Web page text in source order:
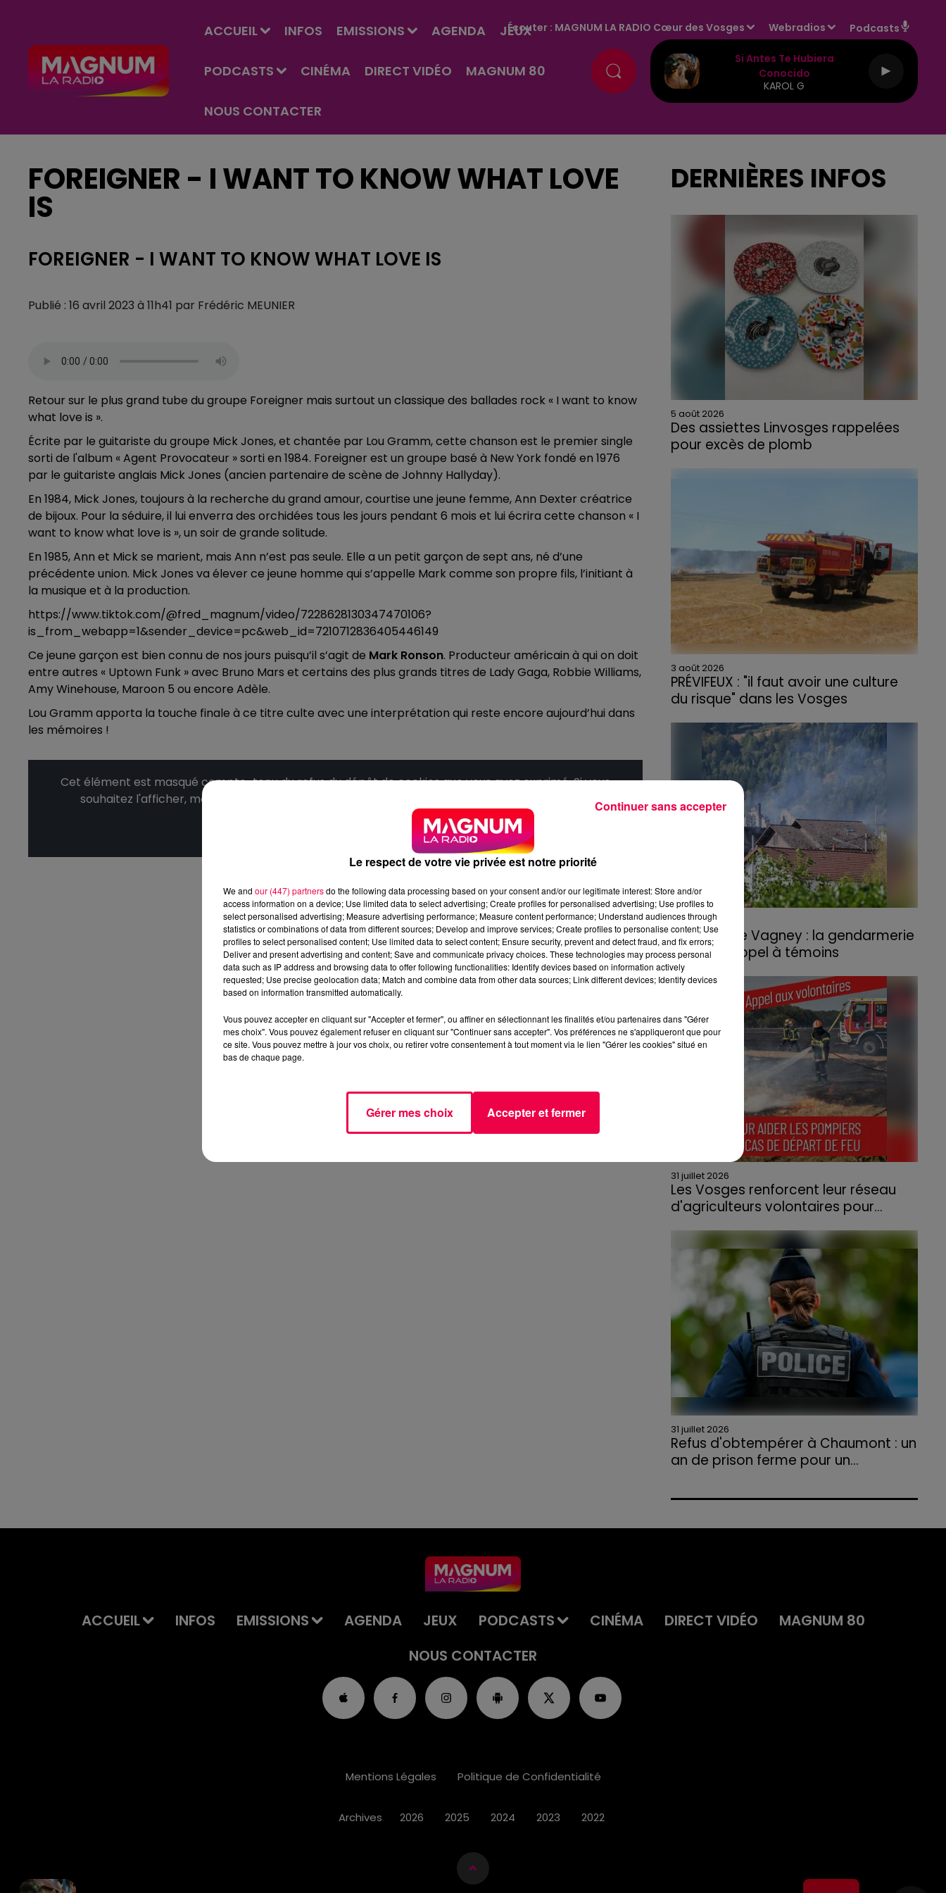
ACCUEIL INFOS EMISSIONS AGENDA JEUX
PODCASTS CINÉMA DIRECT VIDÉO MAGNUM 80
NOUS CONTACTER
Écouter : MAGNUM LA RADIO Cœur des Vosges Webradios Podcasts
Si Antes Te Hubiera
Conocido
KAROL G
FOREIGNER - I WANT TO KNOW WHAT LOVE
IS
FOREIGNER - I WANT TO KNOW WHAT LOVE IS
Publié : 16 avril 2023 à 11h41 par Frédéric MEUNIER
Retour sur le plus grand tube du groupe Foreigner mais surtout un classique des ballades rock « I want to know
what love is ».
Écrite par le guitariste du groupe Mick Jones, et chantée par Lou Gramm, cette chanson est le premier single
sorti de l'album « Agent Provocateur » sorti en 1984. Foreigner est un groupe basé à New York fondé en 1976
par le guitariste anglais Mick Jones (ancien partenaire de scène de Johnny Hallyday).
En 1984, Mick Jones, toujours à la recherche du grand amour, courtise une jeune femme, Ann Dexter créatrice
de bijoux. Pour la séduire, il lui enverra des orchidées tous les jours pendant 6 mois et lui écrira cette chanson « I
want to know what love is », un soir de grande solitude.
En 1985, Ann et Mick se marient, mais Ann n’est pas seule. Elle a un petit garçon de sept ans, né d’une
précédente union. Mick Jones va élever ce jeune homme qui s’appelle Mark comme son propre fils, l’initiant à
la musique et à la production.
https://www.tiktok.com/@fred_magnum/video/7228628130347470106?
is_from_webapp=1&sender_device=pc&web_id=7210712836405446149
Ce jeune garçon est bien connu de nos jours puisqu’il s’agit de Mark Ronson. Producteur américain à qui on doit
entre autres « Uptown Funk » avec Bruno Mars et certains des plus grands titres de Lady Gaga, Robbie Williams,
Amy Winehouse, Maroon 5 ou encore Adèle.
Lou Gramm apporta la touche finale à ce titre culte avec une interprétation qui reste encore aujourd’hui dans
les mémoires !
Cet élément est masqué compte-tenu du refus du dépôt de cookies que vous avez exprimé. Si vous
souhaitez l'afficher, merci de nous donner votre accord en cliquant sur le bouton ci-dessous.
DERNIÈRES INFOS
5 août 2026
Des assiettes Linvosges rappelées
pour excès de plomb
3 août 2026
PRÉVIFEUX : "il faut avoir une culture
du risque" dans les Vosges
3 août 2026
Incendie de Vagney : la gendarmerie
lance un appel à témoins
Le feu, parti d'une haie avant de se propager
au quartier résidentiel, avait détruit deux
habitations et contraint à l'évacuation d'une
centaine de personnes.
31 juillet 2026
Les Vosges renforcent leur réseau
d'agriculteurs volontaires pour...
départs de feu, la Chambre d'agriculture
des Vosges a lancé un appel aux
agriculteurs volontaires pour venir en aide...
31 juillet 2026
Refus d'obtempérer à Chaumont : un
an de prison ferme pour un...
l'annulation de son permis et la confiscation
ACCUEIL INFOS EMISSIONS AGENDA JEUX PODCASTS CINÉMA DIRECT VIDÉO
MAGNUM 80
NOUS CONTACTER
Mentions Légales Politique de Confidentialité
Archives 2026 2025 2024 2023 2022
Le respect de votre vie privée est notre priorité
We and our (447) partnersdo the following data processing based on your consent and/or our legitimate interest: Store and/or
access information on a device; Use limited data to select advertising; Create profiles for personalised advertising; Use profiles to
select personalised advertising; Measure advertising performance; Measure content performance; Understand audiences through
statistics or combinations of data from different sources; Develop and improve services; Create profiles to personalise content; Use
profiles to select personalised content; Use limited data to select content; Ensure security, prevent and detect fraud, and fix errors;
Deliver and present advertising and content; Save and communicate privacy choices. These technologies may process personal
data such as IP address and browsing data to offer following functionalities: Identify devices based on information actively
requested; Use precise geolocation data; Match and combine data from other data sources; Link different devices; Identify devices
based on information transmitted automatically.
Vous pouvez accepter en cliquant sur "Accepter et fermer", ou affiner en sélectionnant les finalités et/ou partenaires dans "Gérer
mes choix". Vous pouvez également refuser en cliquant sur "Continuer sans accepter". Vos préférences ne s'appliqueront que pour
ce site. Vous pouvez mettre à jour vos choix, ou retirer votre consentement à tout moment via le lien "Gérer les cookies" situé en
bas de chaque page.
Gérer mes choix Accepter et fermer
Continuer sans accepter